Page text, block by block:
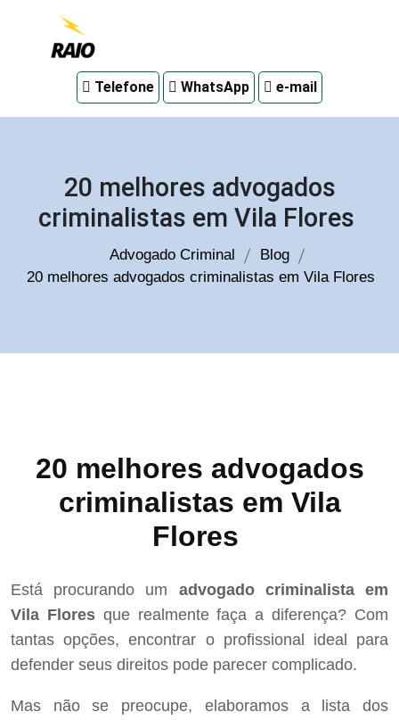
em
Telefone WhatsApp e-mail
20 melhores advogados
criminalistas em Vila Flores
Advogado Criminal
Blog
20 melhores advogados criminalistas em Vila Flores
20 melhores advogados
criminalistas em Vila
Flores
Está procurando um advogado criminalista em
Vila Floresque realmente faça a diferença? Com
tantas opções, encontrar o profissional ideal para
defender seus direitos pode parecer complicado.
Mas não se preocupe, elaboramos a lista dos